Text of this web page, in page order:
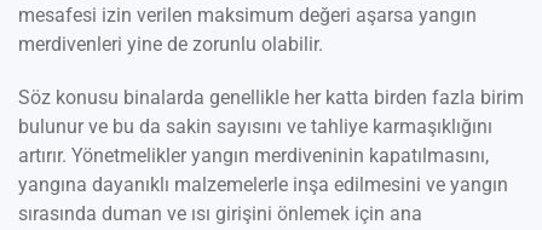
mesafesi izin verilen maksimum değeri aşarsa yangın
merdivenleri yine de zorunlu olabilir.
Söz konusu binalarda genellikle her katta birden fazla birim
bulunur ve bu da sakin sayısını ve tahliye karmaşıklığını
artırır. Yönetmelikler yangın merdiveninin kapatılmasını,
yangına dayanıklı malzemelerle inşa edilmesini ve yangın
sırasında duman ve ısı girişini önlemek için ana